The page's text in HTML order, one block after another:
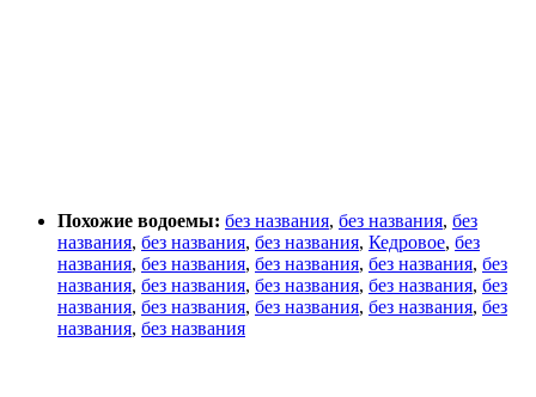
Похожие водоемы: без названия, без названия, без
названия, без названия, без названия, Кедровое, без
названия, без названия, без названия, без названия, без
названия, без названия, без названия, без названия, без
названия, без названия, без названия, без названия, без
названия, без названия